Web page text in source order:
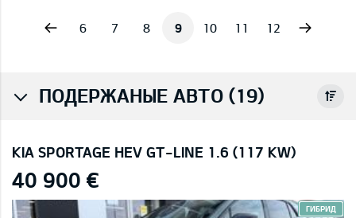
6 7 8 9 10 11 12
ПОДЕРЖАНЫЕ АВТО (19)
KIA SPORTAGE HEV GT-LINE 1.6 (117 KW)
40 900 €
ГИБРИД